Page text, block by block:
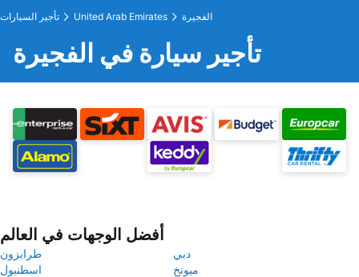
تأجير السيارات United Arab Emirates الفجيرة
تأجير سيارة في الفجيرة
أفضل الوجهات في العالم
طرابزون
دبي
اسطنبول
ميونخ